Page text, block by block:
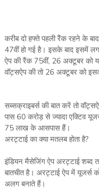
करीब दो हफ्ते पहली रैंक रहने के
47वीं हो गई है। इसके बाद इसमें
ऐप की रैंक 75वीं, 26 अक्टूबर को
वॉट्सऐप की तो 26 अक्टूबर को
सब्सक्राइबर्स की बात करें तो
पास 60 करोड़ से ज्यादा एक्टिव
75 लाख के आसपास हैं।
अरट्टाई का क्या मतलब होता है?
इंडियन मैसेजिंग ऐप अरट्टाई शब्द
बातचीत है। अरट्टाई ऐप में यूजर्स
अलग बनाते हैं।